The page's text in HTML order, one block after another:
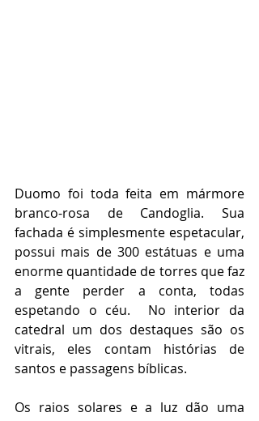
Duomo foi toda feita em mármore
branco-rosa de Candoglia. Sua
fachada é simplesmente espetacular,
possui mais de 300 estátuas e uma
enorme quantidade de torres que faz
a gente perder a conta, todas
espetando o céu.  No interior da
catedral um dos destaques são os
vitrais, eles contam histórias de
santos e passagens bíblicas.
Os raios solares e a luz dão uma